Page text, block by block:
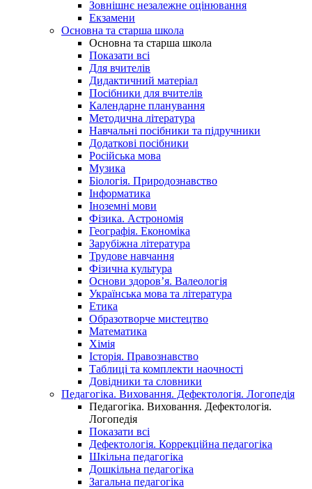
Зовнішнє незалежне оцінювання
Екзамени
Основна та старша школа
Основна та старша школа
Показати всі
Для вчителів
Дидактичний матеріал
Посібники для вчителів
Календарне планування
Методична література
Навчальні посібники та підручники
Додаткові посібники
Російська мова
Музика
Біологія. Природознавство
Інформатика
Іноземні мови
Фізика. Астрономія
Географія. Економіка
Зарубіжна література
Трудове навчання
Фізична культура
Основи здоров’я. Валеологія
Українська мова та література
Етика
Образотворче мистецтво
Математика
Хімія
Історія. Правознавство
Таблиці та комплекти наочності
Довідники та словники
Педагогіка. Виховання. Дефектологія. Логопедія
Педагогіка. Виховання. Дефектологія.
Логопедія
Показати всі
Дефектологія. Коррекційна педагогіка
Шкільна педагогіка
Дошкільна педагогіка
Загальна педагогіка